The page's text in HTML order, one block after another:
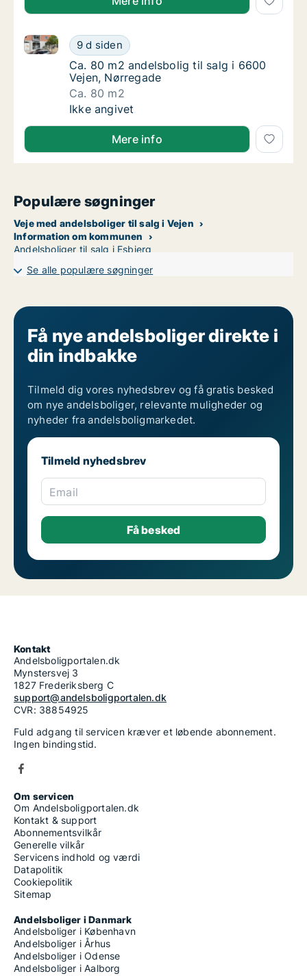
Ca. 80 m2 andelsbolig til salg i 6600 Vejen,
9 d siden
Ca. 80 m2 andelsbolig til salg i 6600 Vejen,
Ca. 80 m2 andelsbolig til salg i 6600 Vejen,
Ca. 80 m2 andelsbolig til salg i 6600
Vejen, Nørregade
Ca. 80 m2
Ca. 80 m2 andelsbolig til salg i 6600 Vejen,
Ikke angivet
Mere info
Populære søgninger
Veje med andelsboliger til salg i Vejen
Information om kommunen
Andelsboliger til salg i Esbjerg
Se alle populære søgninger
Få nye andelsboliger direkte i
din indbakke
Tilmeld dig vores nyhedsbrev og få gratis besked
om nye andelsboliger, relevante muligheder og
nyheder fra andelsboligmarkedet.
Tilmeld nyhedsbrev
Email
Kontakt
Andelsboligportalen.dk
Mynstersvej 3
1827 Frederiksberg C
support@andelsboligportalen.dk
CVR: 38854925
Fuld adgang til servicen kræver et løbende abonnement.
Ingen bindingstid.
Om servicen
Om Andelsboligportalen.dk
Kontakt & support
Abonnementsvilkår
Generelle vilkår
Servicens indhold og værdi
Datapolitik
Cookiepolitik
Sitemap
Andelsboliger i Danmark
Andelsboliger i København
Andelsboliger i Århus
Andelsboliger i Odense
Andelsboliger i Aalborg